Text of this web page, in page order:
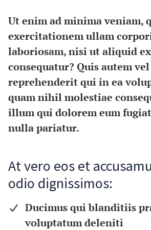
Ut enim ad minima veniam,
exercitationem ullam
laboriosam, nisi ut aliquid
consequatur? Quis autem
reprehenderit qui in ea
quam nihil molestiae
illum qui dolorem eum
nulla pariatur.
At vero eos et
odio dignissimos:
Ducimus qui blanditiis
voluptatum deleniti